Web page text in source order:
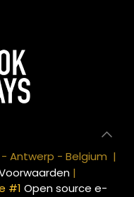
Antwerp - Belgium |
|
#1Open source e-